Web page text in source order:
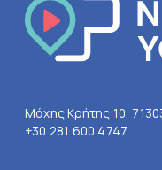
Μάχης Κρήτης 10,
+30 281 600 4747